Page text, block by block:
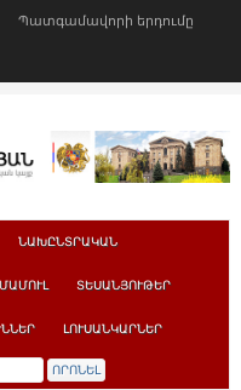
Պատգամավորի երդումը
ՆԱԽԸՆՏՐԱԿԱՆ
ՄԱՄՈՒԼ ՏԵՍԱՆՅՈՒԹԵՐ
ԼՈՒՍԱՆԿԱՐՆԵՐ